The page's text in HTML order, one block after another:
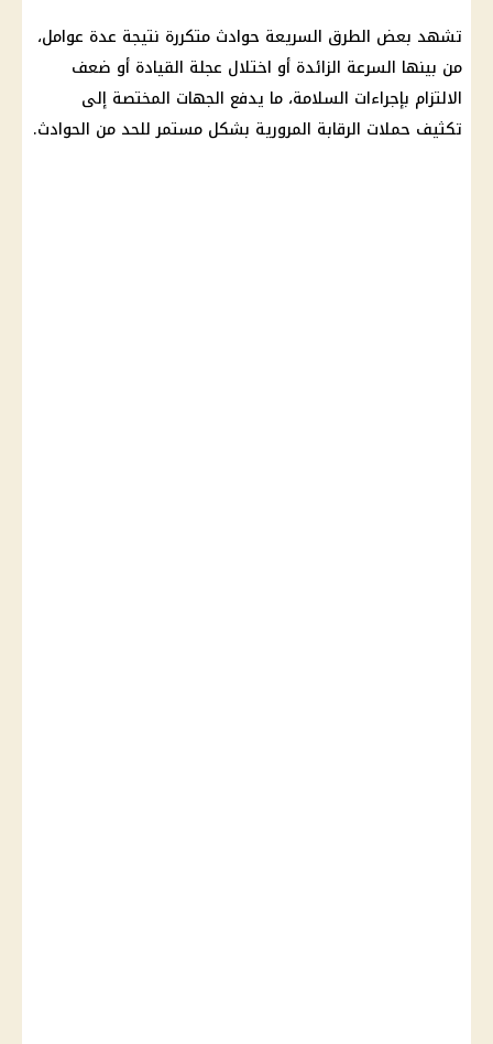
تشهد بعض الطرق السريعة حوادث متكررة نتيجة عدة عوامل،
من بينها السرعة الزائدة أو اختلال عجلة القيادة أو ضعف
الالتزام بإجراءات السلامة، ما يدفع الجهات المختصة إلى
تكثيف حملات الرقابة المرورية بشكل مستمر للحد من الحوادث.